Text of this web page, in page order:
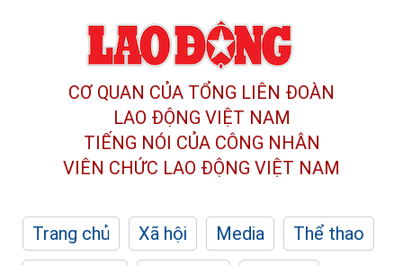
CƠ QUAN CỦA TỔNG LIÊN ĐOÀN
LAO ĐỘNG VIỆT NAM
TIẾNG NÓI CỦA CÔNG NHÂN
VIÊN CHỨC LAO ĐỘNG VIỆT NAM
Trang chủ Xã hội Media
Thể thao